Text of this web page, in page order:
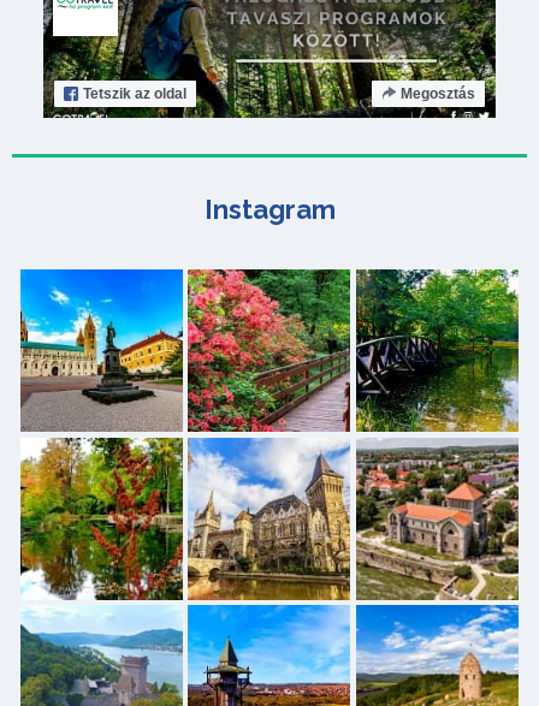
Tetszik az oldal Megosztás
Instagram